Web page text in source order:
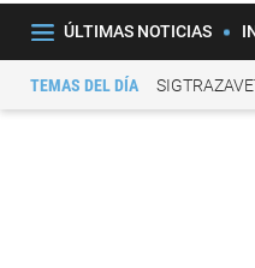
ÚLTIMAS NOTICIAS
TEMAS DEL DÍA